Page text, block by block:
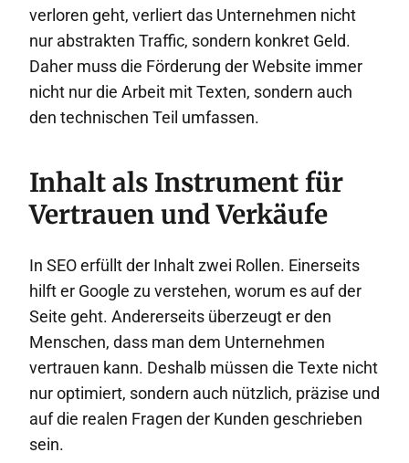
verloren geht, verliert das Unternehmen nicht
nur abstrakten Traffic, sondern konkret Geld.
Daher muss die Förderung der Website immer
nicht nur die Arbeit mit Texten, sondern auch
den technischen Teil umfassen.
Inhalt als Instrument für
Vertrauen und Verkäufe
In SEO erfüllt der Inhalt zwei Rollen. Einerseits
hilft er Google zu verstehen, worum es auf der
Seite geht. Andererseits überzeugt er den
Menschen, dass man dem Unternehmen
vertrauen kann. Deshalb müssen die Texte nicht
nur optimiert, sondern auch nützlich, präzise und
auf die realen Fragen der Kunden geschrieben
sein.